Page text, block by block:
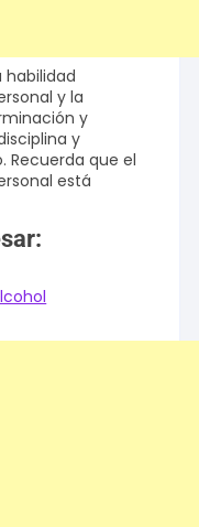
habilidad
y la
y
y
Recuerda que el
está